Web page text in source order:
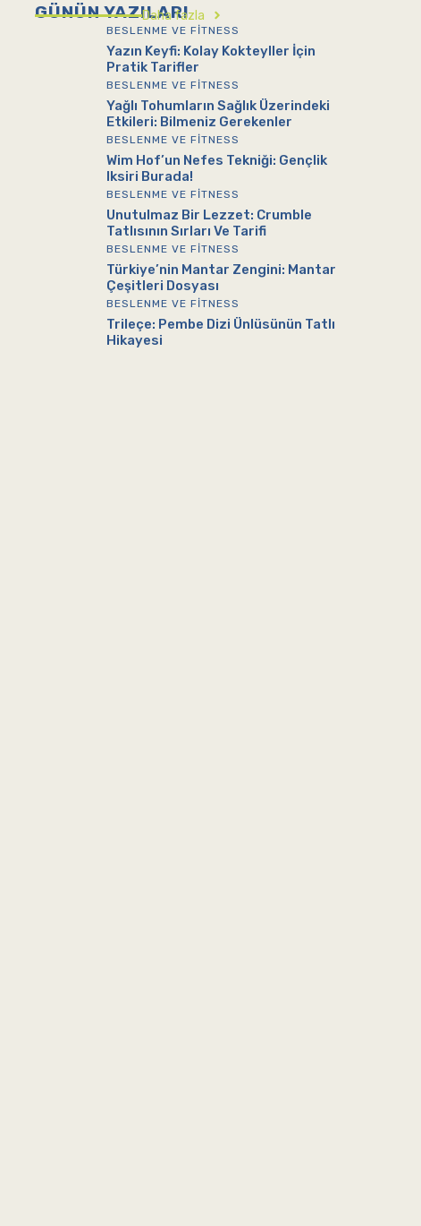
GÜNÜN YAZILARI
Daha fazla
BESLENME VE FITNESS
Yazın Keyfi: Kolay Kokteyller İçin
Pratik Tarifler
BESLENME VE FITNESS
Yağlı Tohumların Sağlık Üzerindeki
Etkileri: Bilmeniz Gerekenler
BESLENME VE FITNESS
Wim Hof’un Nefes Tekniği: Gençlik
Iksiri Burada!
BESLENME VE FITNESS
Unutulmaz Bir Lezzet: Crumble
Tatlısının Sırları Ve Tarifi
BESLENME VE FITNESS
Türkiye’nin Mantar Zengini: Mantar
Çeşitleri Dosyası
BESLENME VE FITNESS
Trileçe: Pembe Dizi Ünlüsünün Tatlı
Hikayesi